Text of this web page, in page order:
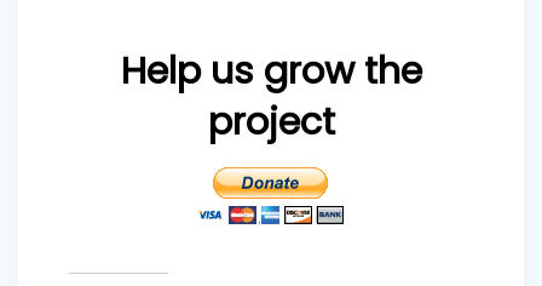
Help us grow the
project